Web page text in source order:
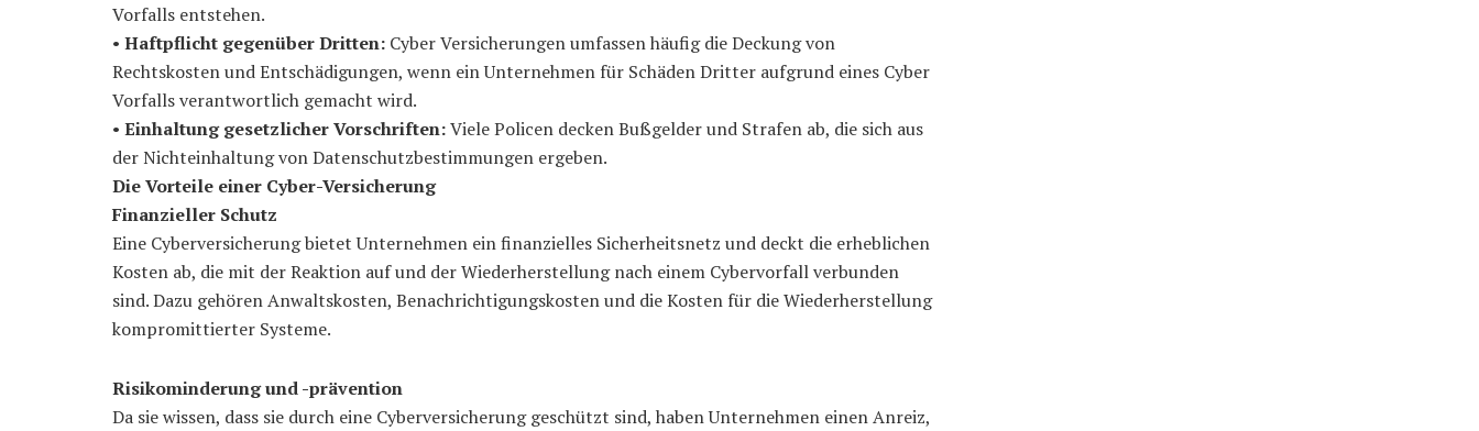
Vorfalls entstehen.
• Haftpflicht gegenüber Dritten: Cyber Versicherungen umfassen häufig die Deckung von
Rechtskosten und Entschädigungen, wenn ein Unternehmen für Schäden Dritter aufgrund eines Cyber
Vorfalls verantwortlich gemacht wird.
• Einhaltung gesetzlicher Vorschriften:Viele Policen decken Bußgelder und Strafen ab, die sich aus
der Nichteinhaltung von Datenschutzbestimmungen ergeben.
Die Vorteile einer Cyber-Versicherung
Finanzieller Schutz
Eine Cyberversicherung bietet Unternehmen ein finanzielles Sicherheitsnetz und deckt die erheblichen
Kosten ab, die mit der Reaktion auf und der Wiederherstellung nach einem Cybervorfall verbunden
sind. Dazu gehören Anwaltskosten, Benachrichtigungskosten und die Kosten für die Wiederherstellung
kompromittierter Systeme.
Risikominderung und -prävention
Da sie wissen, dass sie durch eine Cyberversicherung geschützt sind, haben Unternehmen einen Anreiz,